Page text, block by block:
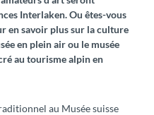
Interlaken. Ou êtes-vous
en savoir plus sur la culture
en plein air ou le musée
au tourisme alpin en
au Musée suisse